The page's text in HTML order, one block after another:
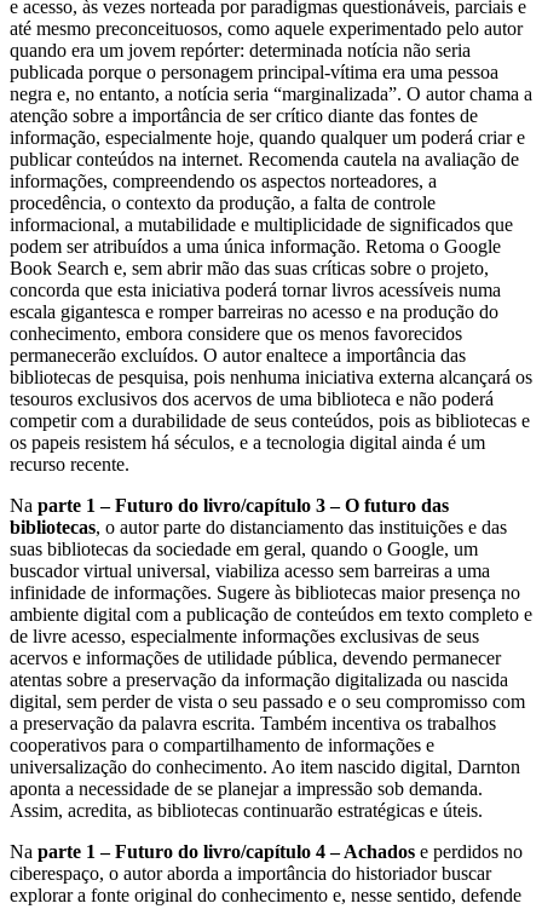
e acesso, às vezes norteada por paradigmas questionáveis, parciais e
até mesmo preconceituosos, como aquele experimentado pelo autor
quando era um jovem repórter: determinada notícia não seria
publicada porque o personagem principal-vítima era uma pessoa
negra e, no entanto, a notícia seria “marginalizada”. O autor chama a
atenção sobre a importância de ser crítico diante das fontes de
informação, especialmente hoje, quando qualquer um poderá criar e
publicar conteúdos na internet. Recomenda cautela na avaliação de
informações, compreendendo os aspectos norteadores, a
procedência, o contexto da produção, a falta de controle
informacional, a mutabilidade e multiplicidade de significados que
podem ser atribuídos a uma única informação. Retoma o Google
Book Search e, sem abrir mão das suas críticas sobre o projeto,
concorda que esta iniciativa poderá tornar livros acessíveis numa
escala gigantesca e romper barreiras no acesso e na produção do
conhecimento, embora considere que os menos favorecidos
permanecerão excluídos. O autor enaltece a importância das
bibliotecas de pesquisa, pois nenhuma iniciativa externa alcançará os
tesouros exclusivos dos acervos de uma biblioteca e não poderá
competir com a durabilidade de seus conteúdos, pois as bibliotecas e
os papeis resistem há séculos, e a tecnologia digital ainda é um
recurso recente.
Na parte 1 – Futuro do livro/capítulo 3 – O futuro das
bibliotecas, o autor parte do distanciamento das instituições e das
suas bibliotecas da sociedade em geral, quando o Google, um
buscador virtual universal, viabiliza acesso sem barreiras a uma
infinidade de informações. Sugere às bibliotecas maior presença no
ambiente digital com a publicação de conteúdos em texto completo e
de livre acesso, especialmente informações exclusivas de seus
acervos e informações de utilidade pública, devendo permanecer
atentas sobre a preservação da informação digitalizada ou nascida
digital, sem perder de vista o seu passado e o seu compromisso com
a preservação da palavra escrita. Também incentiva os trabalhos
cooperativos para o compartilhamento de informações e
universalização do conhecimento. Ao item nascido digital, Darnton
aponta a necessidade de se planejar a impressão sob demanda.
Assim, acredita, as bibliotecas continuarão estratégicas e úteis.
Na parte 1 – Futuro do livro/capítulo 4 – Achados e perdidos no
ciberespaço, o autor aborda a importância do historiador buscar
explorar a fonte original do conhecimento e, nesse sentido, defende